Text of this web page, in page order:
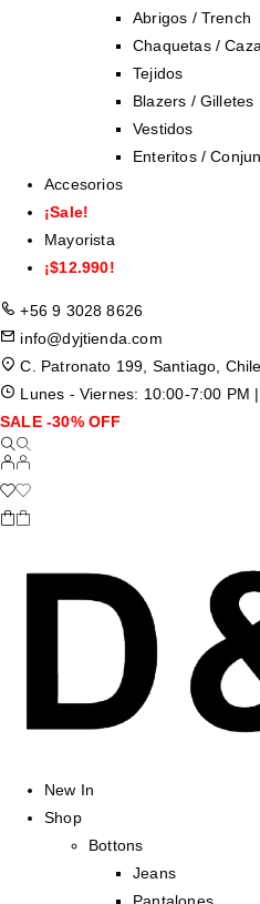
Abrigos / Trench
Chaquetas /
Tejidos
Blazers / Gilletes
Vestidos
Enteritos /
Accesorios
¡Sale!
Mayorista
¡$12.990!
+56 9 3028 8626
info@dyjtienda.com
C. Patronato 199, Santiago,
Lunes - Viernes: 10:00-7:00 PM
SALE -30% OFF
New In
Shop
Bottons
Jeans